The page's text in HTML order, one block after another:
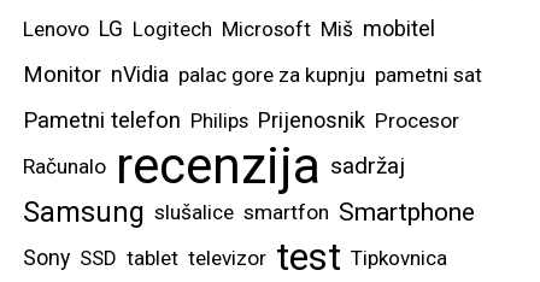
Lenovo LG Logitech Microsoft Miš mobitel
Monitor nVidia palac gore za kupnju pametni sat
Pametni telefon Philips Prijenosnik Procesor
Računalo recenzija sadržaj
Samsung slušalice smartfon Smartphone
Sony SSD tablet televizor test Tipkovnica